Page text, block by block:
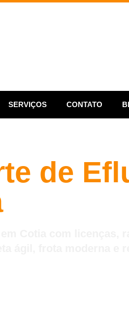
SERVIÇOS CONTATO
de